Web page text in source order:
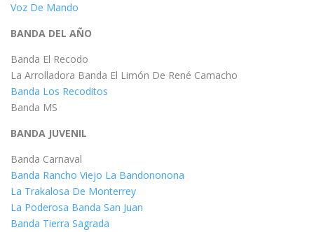
Voz De Mando
BANDA DEL AÑO
Banda El Recodo
La Arrolladora Banda El Limón De René Camacho
Banda Los Recoditos
Banda MS
BANDA JUVENIL
Banda Carnaval
Banda Rancho Viejo La Bandononona
La Trakalosa De Monterrey
La Poderosa Banda San Juan
Banda Tierra Sagrada